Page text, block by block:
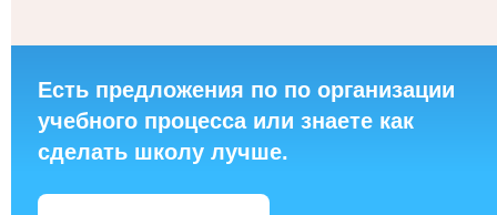
Есть предложения по по организации
учебного процесса или знаете как
сделать школу лучше.